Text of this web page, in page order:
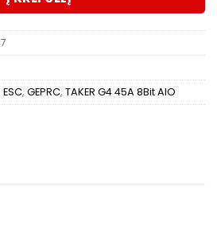
ESC, GEPRC, TAKER G4 45A 8Bit AIO